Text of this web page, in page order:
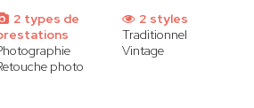
2 types de
photo
2 styles
Traditionnel
Vintage